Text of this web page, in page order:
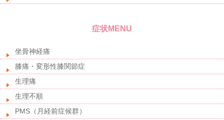
症状MENU
坐骨神経痛
膝痛・変形性膝関節症
生理痛
生理不順
PMS（月経前症候群）